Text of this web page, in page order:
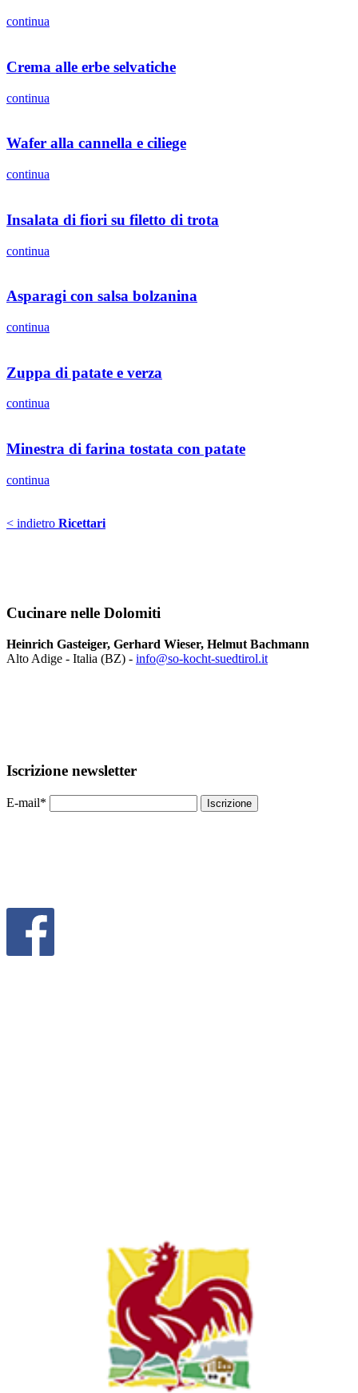
continua
Crema alle erbe selvatiche
continua
Wafer alla cannella e ciliege
continua
Insalata di fiori su filetto di trota
continua
Asparagi con salsa bolzanina
continua
Zuppa di patate e verza
continua
Minestra di farina tostata con patate
continua
< indietro Ricettari
Cucinare nelle Dolomiti
Heinrich Gasteiger, Gerhard Wieser, Helmut Bachmann
Alto Adige - Italia (BZ) - info@so-kocht-suedtirol.it
Iscrizione newsletter
E-mail* Iscrizione